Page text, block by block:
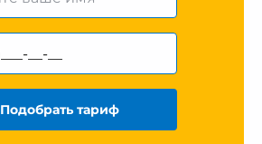
Подобрать тариф